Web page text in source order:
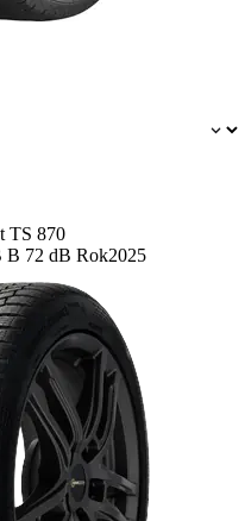
TS 870
B 72 dB Rok2025